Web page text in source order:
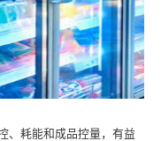
、耗能和成品控量，有益